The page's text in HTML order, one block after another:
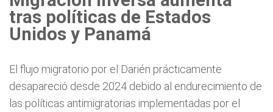
tras políticas de Estados
Unidos y Panamá
El flujo migratorio por el Darién prácticamente
desapareció desde 2024 debido al endurecimiento de
las políticas antimigratorias implementadas por el